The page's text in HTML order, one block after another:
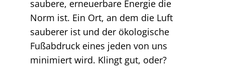
saubere, erneuerbare Energie die
Norm ist. Ein Ort, an dem die Luft
sauberer ist und der ökologische
Fußabdruck eines jeden von uns
minimiert wird. Klingt gut, oder?